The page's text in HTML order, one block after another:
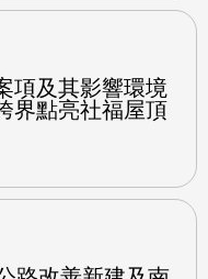
項及其影響環境
界點亮社福屋頂